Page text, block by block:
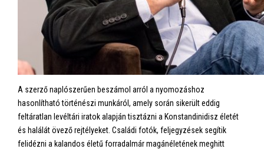
A szerző naplószerűen beszámol arról a nyomozáshoz
hasonlítható történészi munkáról, amely során sikerült eddig
feltáratlan levéltári iratok alapján tisztázni a Konstandinidisz életét
és halálát övező rejtélyeket. Családi fotók, feljegyzések segítik
felidézni a kalandos életű forradalmár magánéletének meghitt